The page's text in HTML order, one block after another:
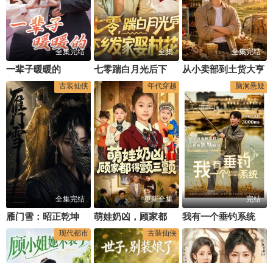
全集完结
一辈子暖暖的
全集 全集完结
从小卖部到土货大亨
古装仙侠
全集完结
雁门雪：昭正乾坤
年代穿越
更新全集
脑洞悬疑
完结
我有一个垂钓系统
现代都市 古装仙侠